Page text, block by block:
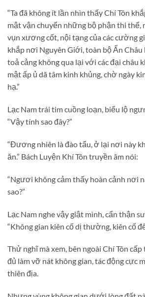
“Ta đã không ít lần nhìn thấy Chí Tôn
mật vận chuyển những bộ phận thi thể,
vụn xương cốt, nội tạng của các cường
khắp nơi Nguyên Giới, toàn bộ Ẩn Châu
toả cảng không qua lại với các đại châu
mật ấp ủ dã tâm kinh khủng, chờ ngày
hạ.”
Lạc Nam trái tim cuồng loạn, biểu lộ
“Vậy tính sao đây?”
“Đương nhiên là đào tẩu, ở lại nơi này
ăn.” Bách Luyện Khí Tôn truyền âm nói:
“Ngươi không cảm thấy hoàn cảnh nơi
sao?”
Lạc Nam nghe vậy giật mình, cẩn thận
“Không gian kiên cố dị thường, kiên cố
Thử nghĩ mà xem, bên ngoài Chí Tôn
đủ làm vỡ nát không gian, tác động cực
thiên địa.